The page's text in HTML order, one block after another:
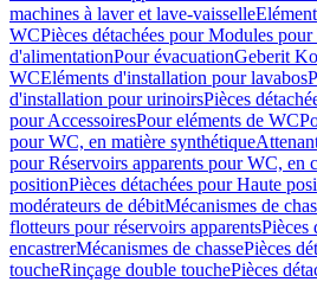
machines à laver et lave-vaisselle
WCPièces détachées pour Modules
d'alimentationPour évacuationGeberit
WCEléments d'installation pour lavabos
d'installation pour urinoirsPièces
pour AccessoiresPour eléments de WC
pour WC, en matière synthétique
pour Réservoirs apparents pour WC, en
positionPièces détachées pour Haute
modérateurs de débitMécanismes de
flotteurs pour réservoirs apparentsPièces
encastrerMécanismes de chassePièces
toucheRinçage double touchePièces